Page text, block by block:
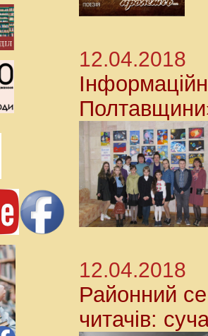
12.04.2018
12.04.2018
Районний
читачів: